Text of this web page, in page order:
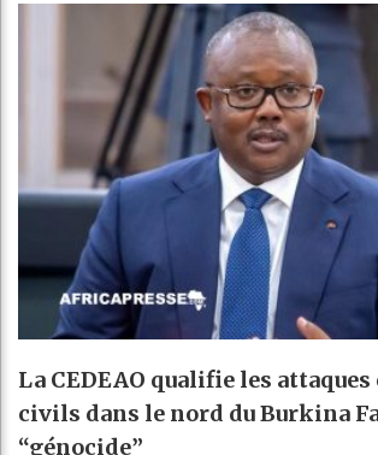
La CEDEAO qualifie les
civils dans le nord du Burkina
“génocide”